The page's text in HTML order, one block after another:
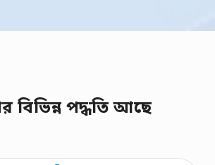
বিভিন্ন পদ্ধতি আছে